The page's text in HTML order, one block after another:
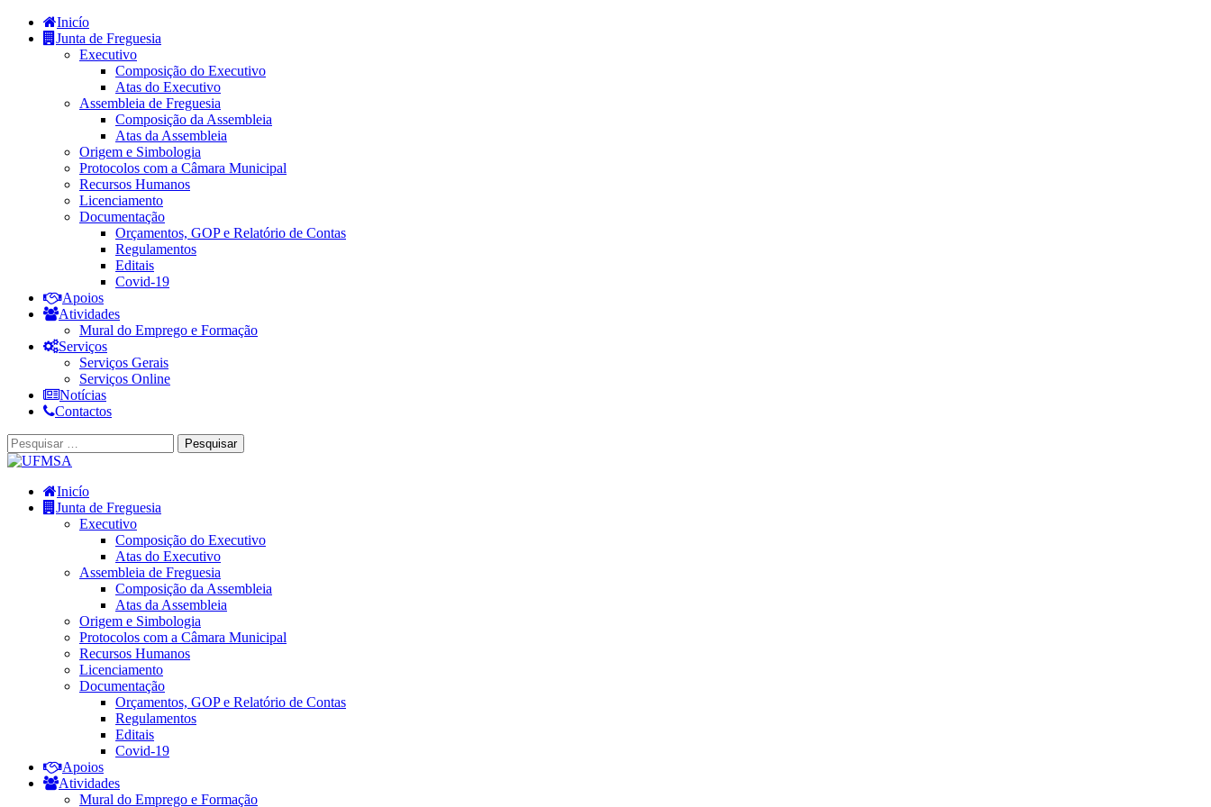
Inicío
Junta de Freguesia
Executivo
Composição do Executivo
Atas do Executivo
Assembleia de Freguesia
Composição da Assembleia
Atas da Assembleia
Origem e Simbologia
Protocolos com a Câmara Municipal
Recursos Humanos
Licenciamento
Documentação
Orçamentos, GOP e Relatório de Contas
Regulamentos
Editais
Covid-19
Apoios
Atividades
Mural do Emprego e Formação
Serviços
Serviços Gerais
Serviços Online
Notícias
Contactos
Inicío
Junta de Freguesia
Executivo
Composição do Executivo
Atas do Executivo
Assembleia de Freguesia
Composição da Assembleia
Atas da Assembleia
Origem e Simbologia
Protocolos com a Câmara Municipal
Recursos Humanos
Licenciamento
Documentação
Orçamentos, GOP e Relatório de Contas
Regulamentos
Editais
Covid-19
Apoios
Atividades
Mural do Emprego e Formação